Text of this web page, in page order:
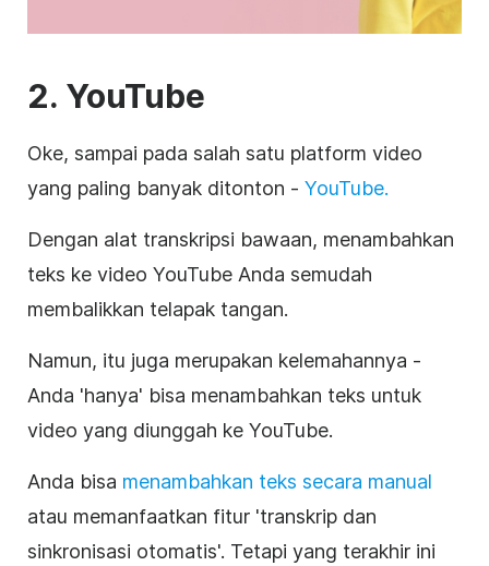
2. YouTube
Oke, sampai pada salah satu platform video
yang paling banyak ditonton - YouTube.
Dengan alat transkripsi bawaan, menambahkan
teks ke video YouTube Anda semudah
membalikkan telapak tangan.
Namun, itu juga merupakan kelemahannya -
Anda 'hanya' bisa menambahkan teks untuk
video yang diunggah ke YouTube.
Anda bisa menambahkan teks secara manual
atau memanfaatkan fitur 'transkrip dan
sinkronisasi otomatis'. Tetapi yang terakhir ini